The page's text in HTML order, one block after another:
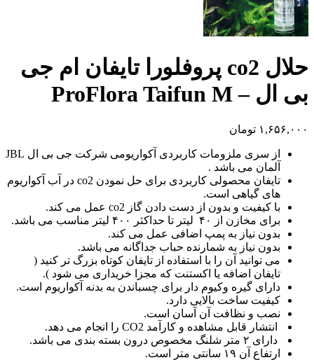
حلال co2 پروفلورا تایفان ام جی
بی ال – ProFlora Taifun M
۱,۶۵۶,۰۰۰ تومان
از سری م
لزومات کاربردی آکواریومی شرکت جی بی ال JBL
آلمان می باشد .
تایفان محصولی کاربردی برای حل نمودن co2 در آب آکواریوم
های گیاهی است.
با کیفیت و بدون از دست دادن گاز co2 عمل می کند.
برای مخازن از
۴۰ لیتر تا
حداکثر ۴۰۰ لیتر مناسب می باشد.
بدون نیاز به پمپ اضافی عمل می کند.
بدون نیاز به شمارنده حباب جداگانه می باشد.
می توانید آن را با استفاده از تایفان کوتاه بزرگ تر کنید (
تایفان اضافه یا اکستنت که مجزا خریداری می شود ).
دارای گیره وکیوم دار برای چسباندن به بدنه آکواریوم است.
کیفیت ساخت بالایی دارد.
نصب و نظافت آن آسان است.
انتشار قابل مشاهده و کارآمد CO2 را انجام می دهد.
دارای ۲ متر شلنگ مخصوص درون بسته بندی می باشد.
ارتفاع آن ۱۹ سانتی متر
است.